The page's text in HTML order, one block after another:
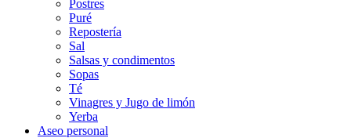
Postres
Puré
Repostería
Sal
Salsas y condimentos
Sopas
Té
Vinagres y Jugo de limón
Yerba
Aseo personal